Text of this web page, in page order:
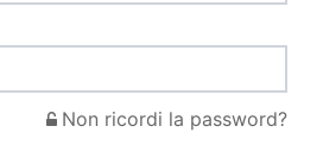
Non ricordi la password?